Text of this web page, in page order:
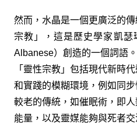
然而，水晶是一個更廣泛的
宗教」，這是歷史學家凱瑟
Albanese）創造的一個詞語。
「靈性宗教」包括現代新時
和實踐的模糊環境，例如同步
較老的傳統，如催眠術，即
能量，以及靈媒能夠與死者